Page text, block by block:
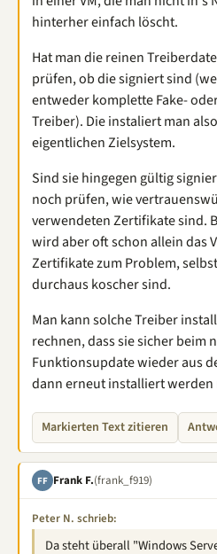
hinterher einfach löscht.
Hat man die reinen
prüfen, ob die signiert sind
entweder komplette Fake-
Treiber). Die instaliert man
eigentlichen Zielsystem.
Sind sie hingegen gültig
noch prüfen, wie
verwendeten Zertifikate sind.
wird aber oft schon allein das
Zertifikate zum Problem,
durchaus koscher sind.
Man kann solche Treiber
rechnen, dass sie sicher beim
Funktionsupdate wieder aus
dann erneut installiert werden
Markierten Text zitieren
FF Frank F.(frank_f919)
Peter N. schrieb:
Da steht überall "Windows